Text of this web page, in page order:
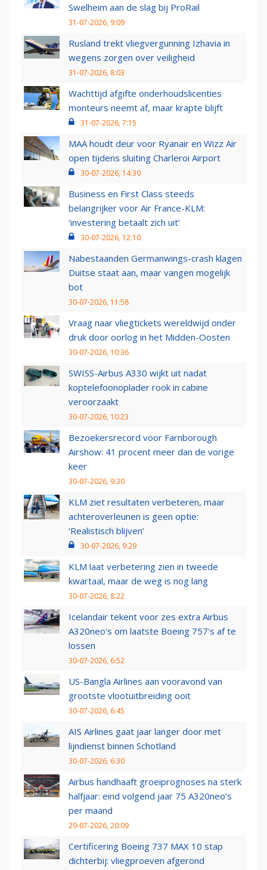
Swelheim aan de slag bij ProRail
31-07-2026, 9:09
Rusland trekt vliegvergunning Izhavia in
wegens zorgen over veiligheid
31-07-2026, 8:03
Wachttijd afgifte onderhoudslicenties
monteurs neemt af, maar krapte blijft
31-07-2026, 7:15
MAA houdt deur voor Ryanair en Wizz Air
open tijdens sluiting Charleroi Airport
30-07-2026, 14:30
Business en First Class steeds
belangrijker voor Air France-KLM:
‘investering betaalt zich uit’
30-07-2026, 12:10
Nabestaanden Germanwings-crash klagen
Duitse staat aan, maar vangen mogelijk
bot
30-07-2026, 11:58
Vraag naar vliegtickets wereldwijd onder
druk door oorlog in het Midden-Oosten
30-07-2026, 10:36
SWISS-Airbus A330 wijkt uit nadat
koptelefoonoplader rook in cabine
veroorzaakt
30-07-2026, 10:23
Bezoekersrecord voor Farnborough
Airshow: 41 procent meer dan de vorige
keer
30-07-2026, 9:30
KLM ziet resultaten verbeteren, maar
achteroverleunen is geen optie:
‘Realistisch blijven’
30-07-2026, 9:29
KLM laat verbetering zien in tweede
kwartaal, maar de weg is nog lang
30-07-2026, 8:22
Icelandair tekent voor zes extra Airbus
A320neo's om laatste Boeing 757's af te
lossen
30-07-2026, 6:52
US-Bangla Airlines aan vooravond van
grootste vlootuitbreiding ooit
30-07-2026, 6:45
AIS Airlines gaat jaar langer door met
lijndienst binnen Schotland
30-07-2026, 6:30
Airbus handhaaft groeiprognoses na sterk
halfjaar: eind volgend jaar 75 A320neo’s
per maand
29-07-2026, 20:09
Certificering Boeing 737 MAX 10 stap
dichterbij: vliegproeven afgerond